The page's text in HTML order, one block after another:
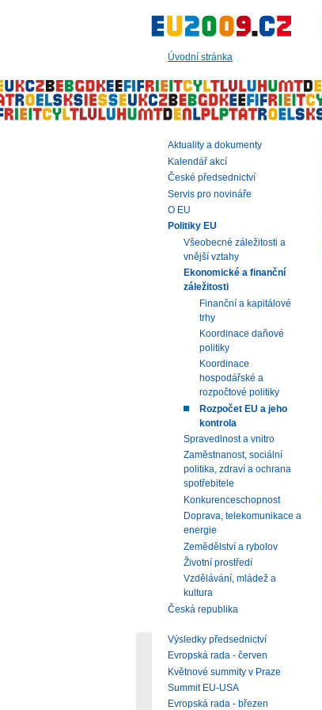
Úvodní stránka
hlavní
|
navigaci
|
vyhledávání
Aktuality a dokumenty
Kalendář akcí
České předsednictví
Servis pro novináře
O EU
Politiky EU
Všeobecné záležitosti a
vnější vztahy
Ekonomické a finanční
záležitosti
Finanční a kapitálové
trhy
Koordinace daňové
politiky
Koordinace
hospodářské a
rozpočtové politiky
Rozpočet EU a jeho
kontrola
Spravedlnost a vnitro
Zaměstnanost, sociální
politika, zdraví a ochrana
spotřebitele
Konkurenceschopnost
Doprava, telekomunikace a
energie
Zemědělství a rybolov
Životní prostředí
Vzdělávání, mládež a
kultura
Česká republika
Výsledky předsednictví
Evropská rada - červen
Květnové summity v Praze
Summit EU-USA
Evropská rada - březen